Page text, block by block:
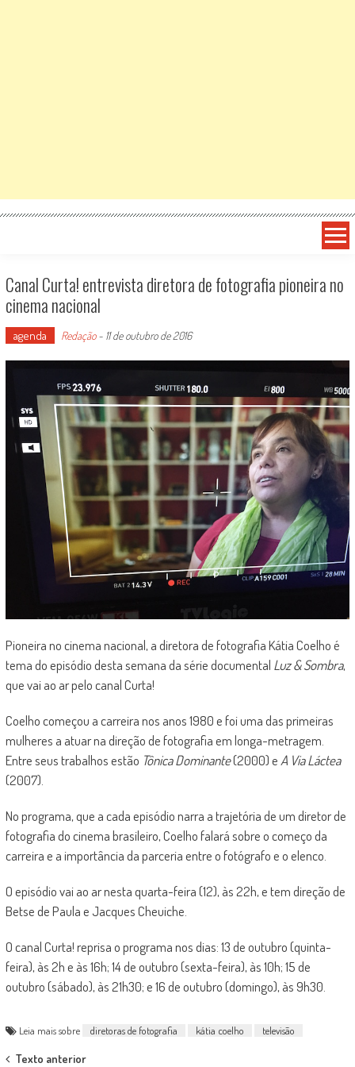
Canal Curta! entrevista diretora de fotografia pioneira no
cinema nacional
agenda Redação- 11 de outubro de 2016
Pioneira no cinema nacional, a diretora de fotografia Kátia Coelho é
tema do episódio desta semana da série documental Luz & Sombra,
que vai ao ar pelo canal Curta!
Coelho começou a carreira nos anos 1980 e foi uma das primeiras
mulheres a atuar na direção de fotografia em longa-metragem.
Entre seus trabalhos estão Tônica Dominante(2000) e A Via Láctea
(2007).
No programa, que a cada episódio narra a trajetória de um diretor de
fotografia do cinema brasileiro, Coelho falará sobre o começo da
carreira e a importância da parceria entre o fotógrafo e o elenco.
O episódio vai ao ar nesta quarta-feira (12), às 22h, e tem direção de
Betse de Paula e Jacques Cheuiche.
O canal Curta! reprisa o programa nos dias: 13 de outubro (quinta-
feira), às 2h e às 16h; 14 de outubro (sexta-feira), às 10h; 15 de
outubro (sábado), às 21h30; e 16 de outubro (domingo), às 9h30.
Leia mais sobre diretoras de fotografia kátia coelho televisão
Texto anterior